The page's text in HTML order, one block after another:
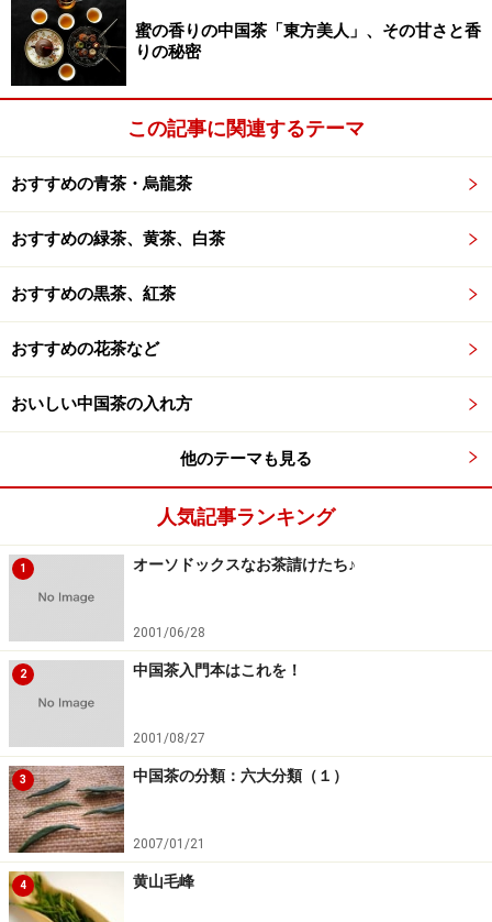
蜜の香りの中国茶「東方美人」、その甘さと香
りの秘密
この記事に関連するテーマ
おすすめの青茶・烏龍茶
おすすめの緑茶、黄茶、白茶
おすすめの黒茶、紅茶
おすすめの花茶など
おいしい中国茶の入れ方
他のテーマも見る
人気記事ランキング
1 オーソドックスなお茶請けたち♪
2001/06/28
2 中国茶入門本はこれを！
2001/08/27
3 中国茶の分類：六大分類（１）
2007/01/21
4 黄山毛峰